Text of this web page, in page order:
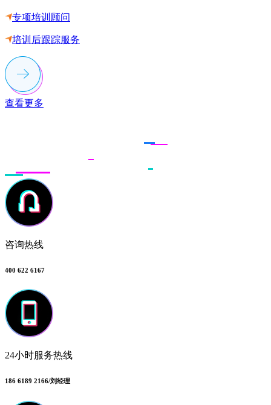
专项培训顾问
培训后跟踪服务
查看更多
咨询热线
400 622 6167
24小时服务热线
186 6189 2166/刘经理